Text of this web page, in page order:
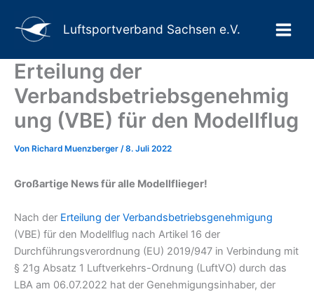
Inhalt
springen
Luftsportverband Sachsen e.V.
Erteilung der
Verbandsbetriebsgenehmig
ung (VBE) für den Modellflug
Von Richard Muenzberger /8. Juli 2022
Großartige News für alle Modellflieger!
Nach der Erteilung der Verbandsbetriebsgenehmigung
(VBE) für den Modellflug nach Artikel 16 der
Durchführungsverordnung (EU) 2019/947 in Verbindung mit
§ 21g Absatz 1 Luftverkehrs-Ordnung (LuftVO) durch das
LBA am 06.07.2022 hat der Genehmigungsinhaber, der